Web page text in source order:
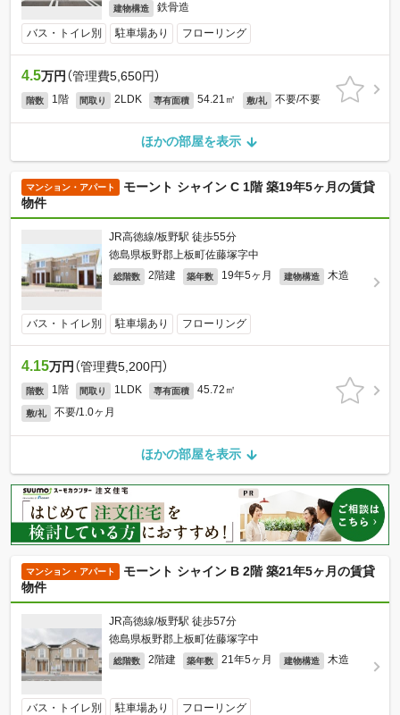
建物構造 鉄骨造
バス・トイレ別 駐車場あり フローリング
4.5万円 （管理費5,650円）
階数 1階 間取り 2LDK 専有面積 54.21㎡ 敷/礼 不要/不要
ほかの部屋を表示
マンション・アパート
モーント シャイン C 1階 築19年5ヶ月の賃貸
物件
JR高徳線/板野駅 徒歩55分
徳島県板野郡上板町佐藤塚字中
総階数 2階建 築年数 19年5ヶ月 建物構造 木造
バス・トイレ別 駐車場あり フローリング
4.15万円 （管理費5,200円）
階数 1階 間取り 1LDK 専有面積 45.72㎡
敷/礼 不要/1.0ヶ月
ほかの部屋を表示
マンション・アパート
モーント シャイン B 2階 築21年5ヶ月の賃貸
物件
JR高徳線/板野駅 徒歩57分
徳島県板野郡上板町佐藤塚字中
総階数 2階建 築年数 21年5ヶ月 建物構造 木造
バス・トイレ別 駐車場あり フローリング